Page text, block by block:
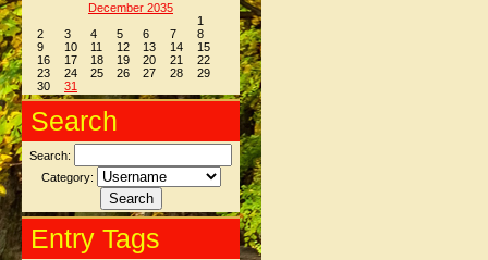
December 2035
1
2
3 4 5 6 7
8
9
10 11 12 13 14
15
16
17 18 19 20 21
22
23
24 25 26 27 28
29
30
31
Search
Search:
Category:
Entry Tags